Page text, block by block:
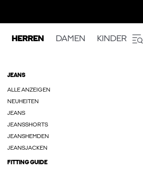
HERREN DAMEN KINDER
JEANS
ALLE ANZEIGEN
NEUHEITEN
JEANS
JEANSSHORTS
JEANSHEMDEN
JEANSJACKEN
FITTING GUIDE